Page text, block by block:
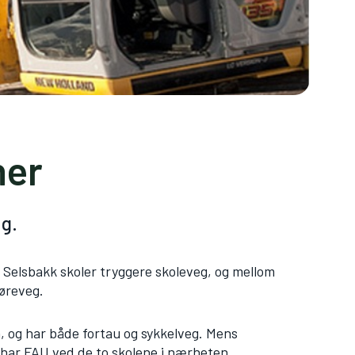
skoler tryggere skoleveg, og mellom
har både fortau og sykkelveg. Mens